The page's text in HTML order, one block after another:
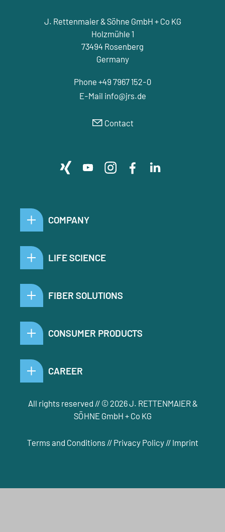
J. Rettenmaier & Söhne GmbH + Co KG
Holzmühle 1
73494 Rosenberg
Germany
Phone +49 7967 152-0
E-Mail nf jrs d
Contact
COMPANY
LIFE SCIENCE
FIBER SOLUTIONS
CONSUMER PRODUCTS
CAREER
All rights reserved // © 2026 J. RETTENMAIER &
SÖHNE GmbH + Co KG
Terms and Conditions // Privacy Policy// Imprint